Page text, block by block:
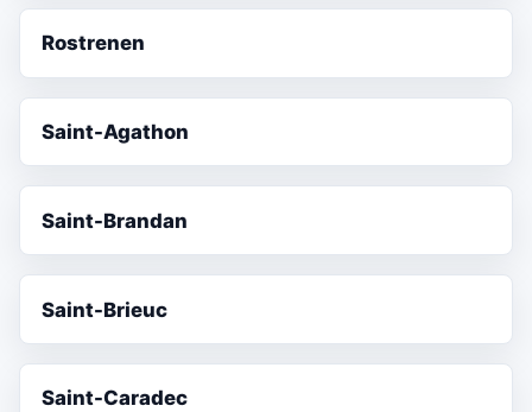
Rostrenen
Saint-Agathon
Saint-Brandan
Saint-Brieuc
Saint-Caradec